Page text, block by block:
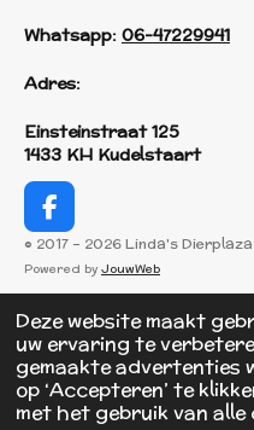
Deze website maakt
uw ervaring te
gemaakte advertenties
op ‘Accepteren’ te
met het gebruik van alle
Whatsapp: 06-47229941
Adres:
Einsteinstraat 125
1433 KH Kudelstaart
F
a
c
o
o
k
© 2017 - 2026 Linda's Dierplaza
Powered by JouwWeb